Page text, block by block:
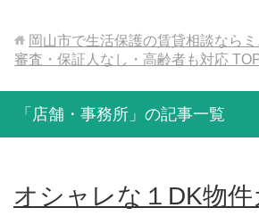
岡山市で生活保護の賃貸相談ならミ
審査・保証人なし・高齢者も対応
「店舗・事務所」の記事一覧
オシャレな１DK物